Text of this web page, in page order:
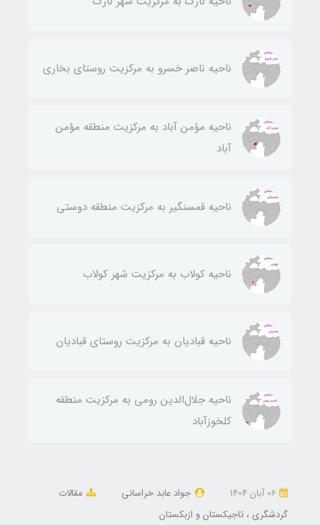
ناحيه ناصر خسرو به مركزيت روستای بخاری
ناحيه مؤمن آباد به مركزيت منطقه مؤمن
آباد
ناحيه قمسنگير به مركزيت منطقه دوستی
ناحيه كولاب به مركزيت شهر كولاب
ناحيه قباديان به مركزيت روستای قباديان
ناحيه جلال‌الدين رومی به مركزيت منطقه
كلخوزآباد
جواد عابد خراسانی
مقالات
گردشگری تاجیکستان و ازبکستان